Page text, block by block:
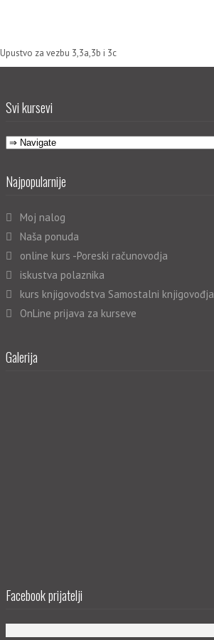
Upustvo za vezbu 3,3a,3b i 3c
Svi kursevi
Najpopularnije
Moj nalog
Naša ponuda
online kurs -Poreski računovodja
iskustva polaznika
kurs knjigovodstva Samostalni knjigovođja
OnLine prijava za kurseve
Galerija
Facebook prijatelji